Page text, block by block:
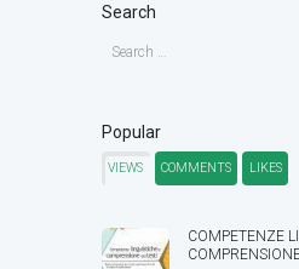
Search
Popular
VIEWS COMMENTS LIKES
COMPETENZE